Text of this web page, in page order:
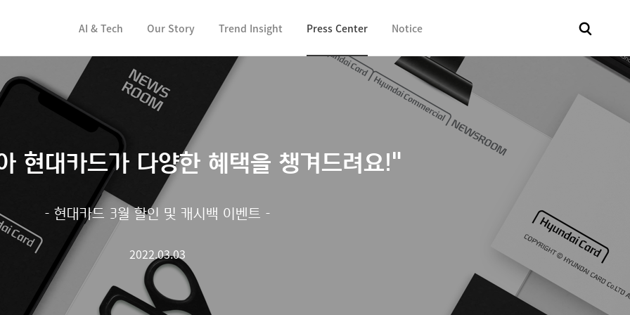
AI & Tech Our Story Trend Insight Press Center
보도자료 Fact & Check In
Notice
현대카드가 다양한 혜택을 챙겨드려요!"
- 현대카드 3월 할인 및 캐시백 이벤트 -
2022.03.03